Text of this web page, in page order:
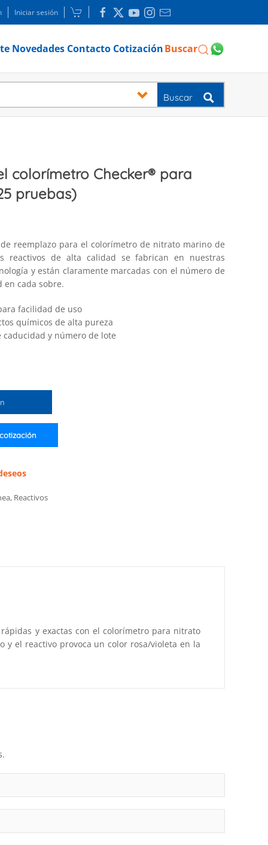
Iniciar sesión
Novedades Contacto CotizaciónBuscar
Buscar
colorímetro Checker® para
pruebas)
reemplazo para el colorímetro de nitrato marino de
reactivos de alta calidad se fabrican en nuestras
y están claramente marcadas con el número de
en cada sobre.
facilidad de uso
químicos de alta pureza
caducidad y número de lote
, Reactivos
y exactas con el colorímetro para nitrato
y el reactivo provoca un color rosa/violeta en la